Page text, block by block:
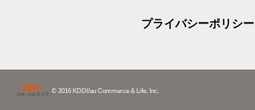
プライバシーポリシー
© 2016 KDDI/au Commerce & Life, Inc.